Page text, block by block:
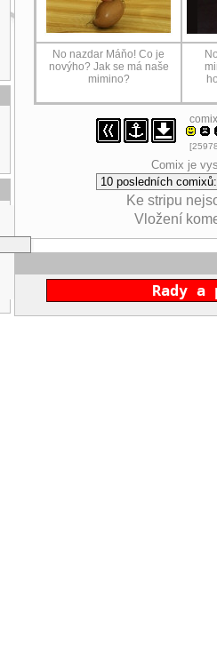
No nazdar Máňo! Co je
novýho? Jak se má naše
mimino?
Comix je
Ke stripu
Vložení
Rady a